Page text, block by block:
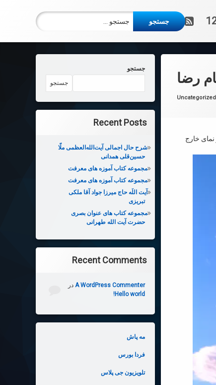
آر اس اس
جستجو برای:
رضا
دسته بندی ها:
Uncategorized
خارج
جستجو
جستجو
Recent Posts
شرح حال اجمالی آیت‌الله‌العظمی ملّا
حسین‌قلی همدانی
مجموعه کتاب آموزه های معرفت
مجموعه کتاب آموزه های معرفت
آیت اللَه حاج میرزا جواد آقا ملکی
تبریزی
مجموعه کتاب های عنوان بصری
حضرت آیت الله طهرانی
Recent Comments
A WordPress Commenter در
Hello world!
مه پاش
فردا بورس
تلویزیون جی پلاس